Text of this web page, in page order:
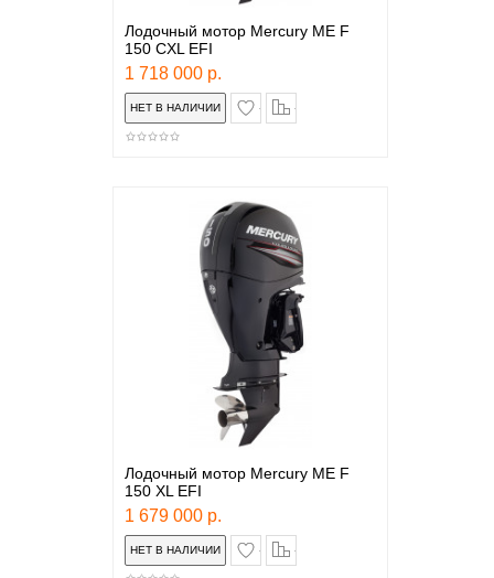
Лодочный мотор Mercury ME F
150 CXL EFI
1 718 000 р.
в закладки
Лодочный мотор Mercury ME F
150 XL EFI
1 679 000 р.
в закладки